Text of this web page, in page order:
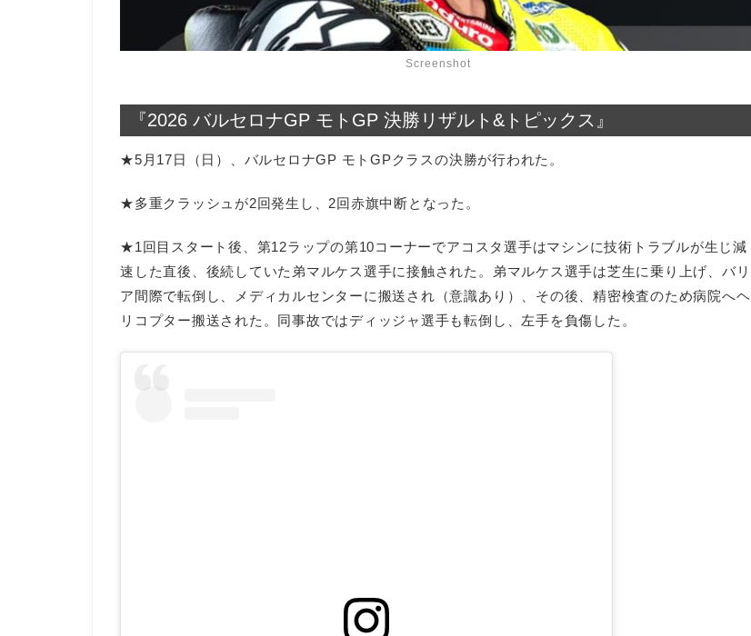
Screenshot
『2026 バルセロナGP モトGP 決勝リザルト&トピックス』
★5月17日（日）、バルセロナGP モトGPクラスの決勝が行われた。
★多重クラッシュが2回発生し、2回赤旗中断となった。
★1回目スタート後、第12ラップの第10コーナーでアコスタ選手はマシンに技術トラブルが生じ減
速した直後、後続していた弟マルケス選手に接触された。弟マルケス選手は芝生に乗り上げ、バリ
ア間際で転倒し、メディカルセンターに搬送され（意識あり）、その後、精密検査のため病院へヘ
リコプター搬送された。同事故ではディッジャ選手も転倒し、左手を負傷した。